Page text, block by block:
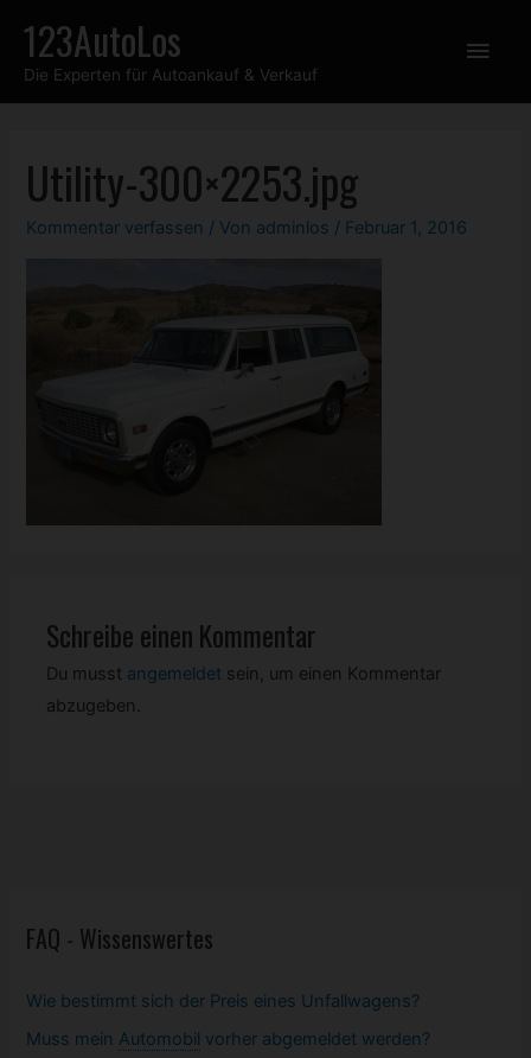
Inhalt
springen
123AutoLos
Die Experten für Autoankauf & Verkauf
Utility-300×2253.jpg
Kommentar verfassen / Von adminlos / Februar 1, 2016
Schreibe einen Kommentar
Du musst angemeldet sein, um einen Kommentar
abzugeben.
FAQ - Wissenswertes
Wie bestimmt sich der Preis eines Unfallwagens?
Muss mein Automobil vorher abgemeldet werden?